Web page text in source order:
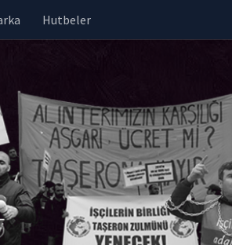
Hutbeler